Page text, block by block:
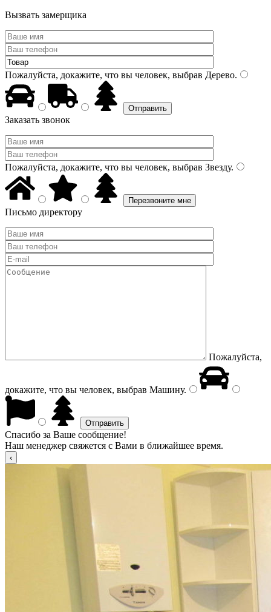
Вызвать замерщика
Пожалуйста, докажите, что вы человек, выбрав Дерево.
Заказать звонок
Пожалуйста, докажите, что вы человек, выбрав Звезду.
Письмо директору
Пожалуйста,
докажите, что вы человек, выбрав Машину.
Спасибо за Ваше сообщение!
Наш менеджер свяжется с Вами в ближайшее время.